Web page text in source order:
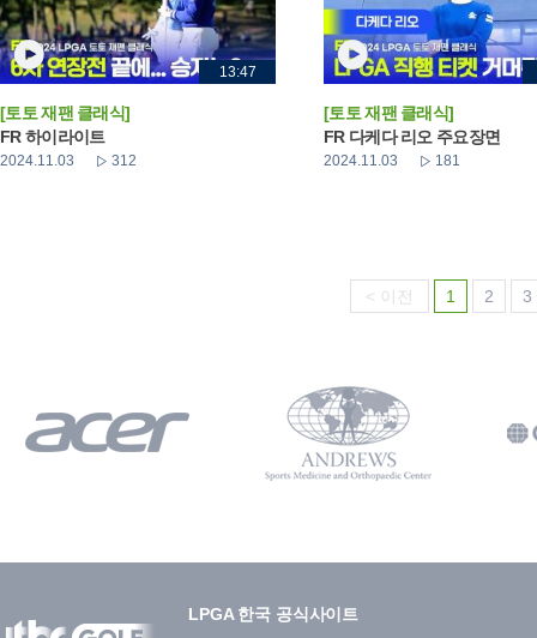
13:47
[토토 재팬 클래식]
FR 하이라이트
2024.11.03 312
[토토 재팬 클래식]
FR 다케다 리오 주요장면
2024.11.03 181
< 이전 1 2 3
LPGA 한국 공식사이트